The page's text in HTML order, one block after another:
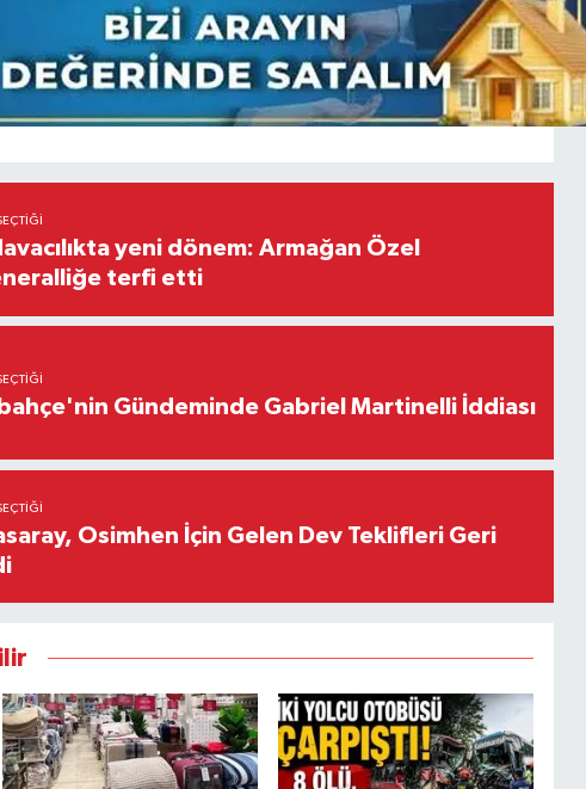
yeni dönem: Armağan Özel
terfi etti
Gündeminde Gabriel Martinelli İddiası
Osimhen İçin Gelen Dev Teklifleri Geri